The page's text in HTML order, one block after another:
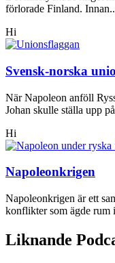
förlorade Finland.
Hi
Svensk-norska
När Napoleon anföll
Johan skulle ställa upp
Hi
Napoleonkrigen
Napoleonkrigen är ett
konflikter som ägde rum
Liknande